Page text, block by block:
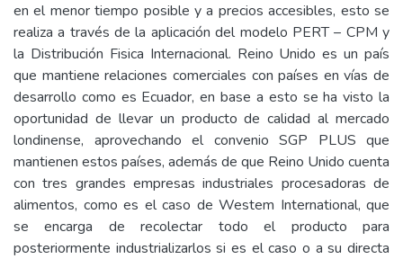
en el menor tiempo posible y a precios accesibles, esto se
realiza a través de la aplicación del modelo PERT – CPM y
la Distribución Fisica Internacional. Reino Unido es un país
que mantiene relaciones comerciales con países en vías de
desarrollo como es Ecuador, en base a esto se ha visto la
oportunidad de llevar un producto de calidad al mercado
londinense, aprovechando el convenio SGP PLUS que
mantienen estos países, además de que Reino Unido cuenta
con tres grandes empresas industriales procesadoras de
alimentos, como es el caso de Westem International, que
se encarga de recolectar todo el producto para
posteriormente industrializarlos si es el caso o a su directa